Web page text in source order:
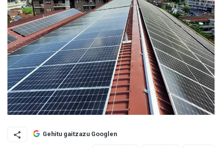
Gehitu gaitzazu Googlen